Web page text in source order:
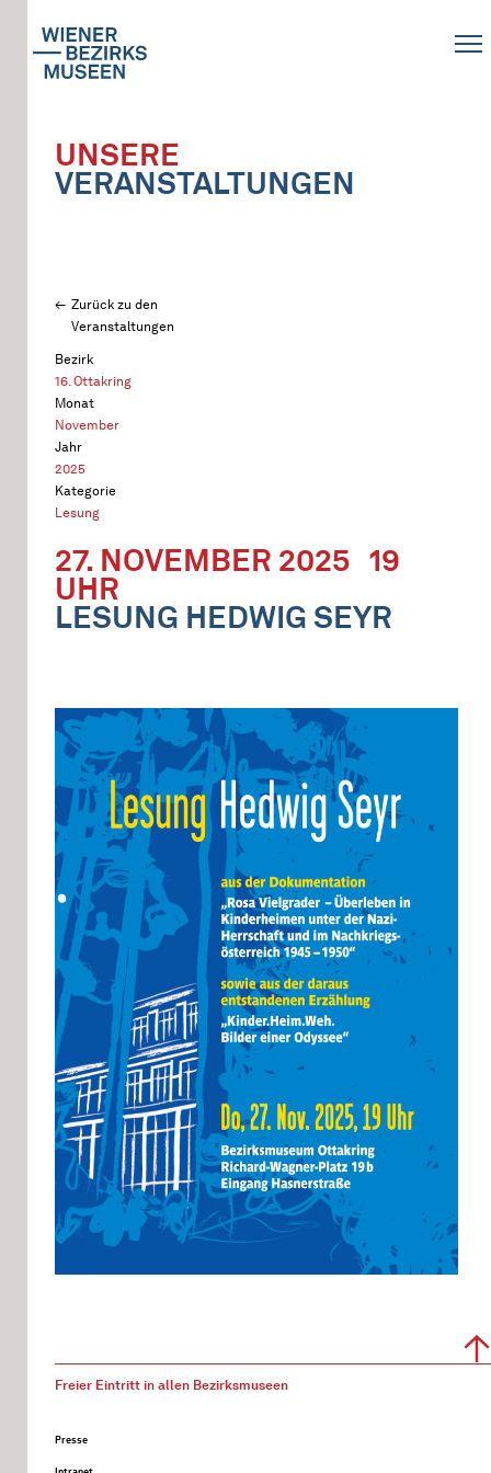
UNSERE
VERANSTALTUNGEN
Zurück zu den
Veranstaltungen
Bezirk
16. Ottakring
Monat
November
Jahr
2025
Kategorie
Lesung
27. NOVEMBER 2025 19
UHR
LESUNG HEDWIG SEYR
Freier Eintritt in allen Bezirksmuseen
Presse